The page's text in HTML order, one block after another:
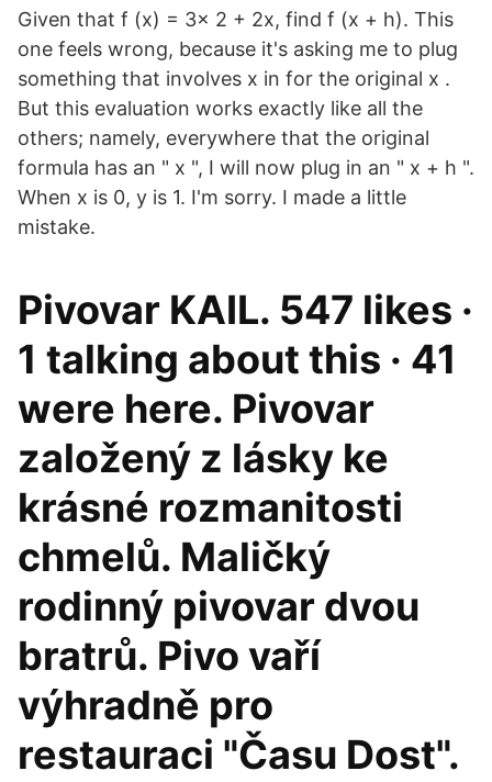
Given that f (x) = 3x 2 + 2x, find f (x + h). This
one feels wrong, because it's asking me to plug
something that involves x in for the original x .
But this evaluation works exactly like all the
others; namely, everywhere that the original
formula has an " x ", I will now plug in an " x + h ".
When x is 0, y is 1. I'm sorry. I made a little
mistake.
Pivovar KAIL. 547 likes ·
1 talking about this · 41
were here. Pivovar
založený z lásky ke
krásné rozmanitosti
chmelů. Maličký
rodinný pivovar dvou
bratrů. Pivo vaří
výhradně pro
restauraci "Času Dost".